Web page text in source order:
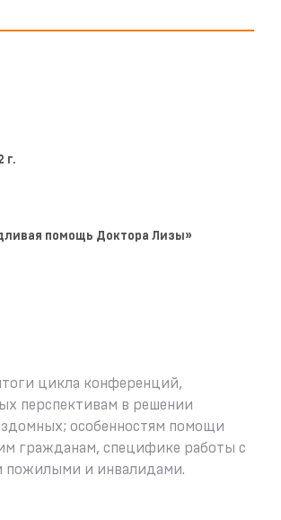
г.
помощь Доктора Лизы»
цикла конференций,
перспективам в решении
особенностям помощи
гражданам, специфике работы с
пожилыми и инвалидами.